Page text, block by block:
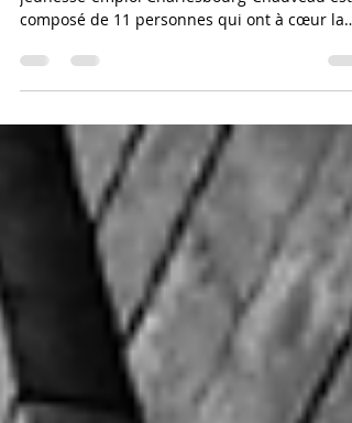
Le conseil d’administration du Carrefour
composé de 11 personnes qui ont à cœur la
cause des...